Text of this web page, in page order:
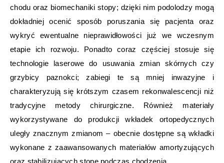
chodu oraz biomechaniki stopy; dzięki nim podolodzy mogą
dokładniej ocenić sposób poruszania się pacjenta oraz
wykryć ewentualne nieprawidłowości już we wczesnym
etapie ich rozwoju. Ponadto coraz częściej stosuje się
technologie laserowe do usuwania zmian skórnych czy
grzybicy paznokci; zabiegi te są mniej inwazyjne i
charakteryzują się krótszym czasem rekonwalescencji niż
tradycyjne metody chirurgiczne. Również materiały
wykorzystywane do produkcji wkładek ortopedycznych
uległy znacznym zmianom – obecnie dostępne są wkładki
wykonane z zaawansowanych materiałów amortyzujących
oraz stabilizujących stopę podczas chodzenia.